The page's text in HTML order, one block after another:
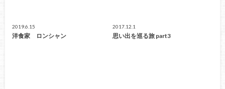
2019.6.15
洋食家 ロンシャン
2017.12.1
思い出を巡る旅 part3